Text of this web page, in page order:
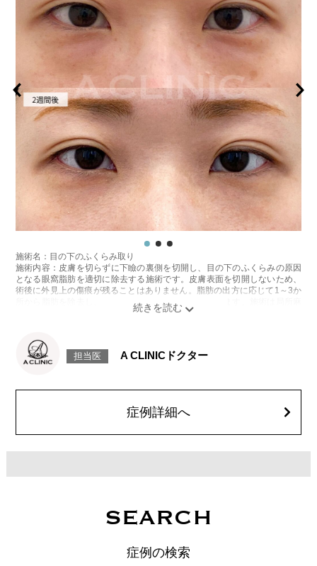
施術名：目の下のふくらみ取り
施術内容：皮膚を切らずに下瞼の裏側を切開し、目の下のふくらみの原因
となる眼窩脂肪を適切に除去する施術です。皮膚表面を切開しないため、
術後に外見上の傷痕が残ることはありません。脂肪の出方に応じて1～3か
所から脂肪を除去し、目の下の凹凸をなめらかに整えます。施術は局所麻
後一時的に生じることがございますが、通常は数日〜1週間程度で自然に軽
快します。また、稀に細菌感染症、ふくらみの残り・凹み、しわ・たるみ
オプション：笑気麻酔 3,300円(税込)
担当医 A CLINICドクター
症例詳細へ
SEARCH
症例の検索